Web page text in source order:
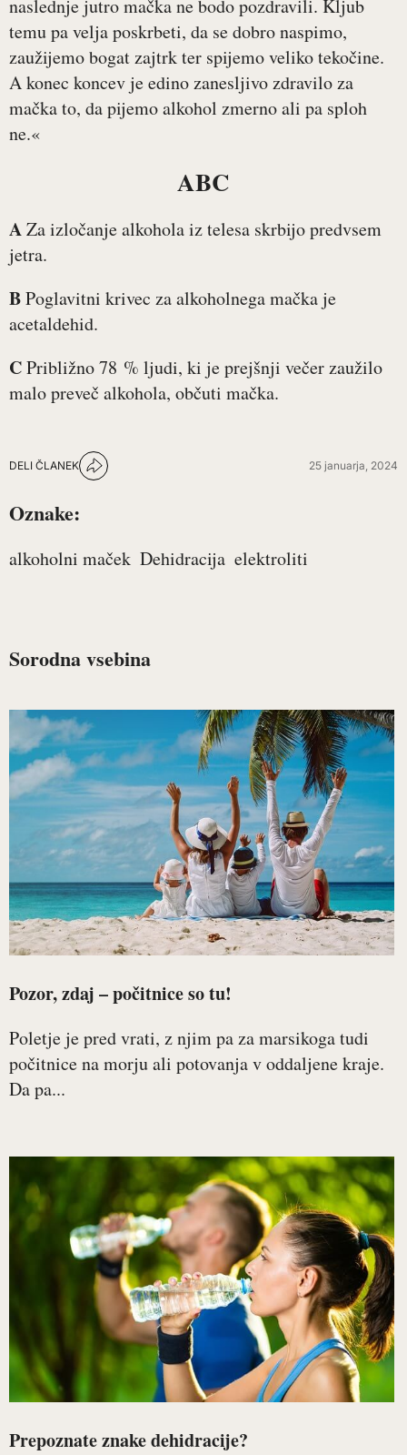
naslednje jutro mačka ne bodo pozdravili. Kljub
temu pa velja poskrbeti, da se dobro naspimo,
zaužijemo bogat zajtrk ter spijemo veliko tekočine.
A konec koncev je edino zanesljivo zdravilo za
mačka to, da pijemo alkohol zmerno ali pa sploh
ne.«
ABC
AZa izločanje alkohola iz telesa skrbijo predvsem
jetra.
BPoglavitni krivec za alkoholnega mačka je
acetaldehid.
CPribližno 78 % ljudi, ki je prejšnji večer zaužilo
malo preveč alkohola, občuti mačka.
DELI ČLANEK 25 januarja, 2024
Oznake:
alkoholni maček Dehidracija elektroliti
Sorodna vsebina
Pozor, zdaj – počitnice so tu!
Poletje je pred vrati, z njim pa za marsikoga tudi
počitnice na morju ali potovanja v oddaljene kraje.
Da pa...
Prepoznate znake dehidracije?